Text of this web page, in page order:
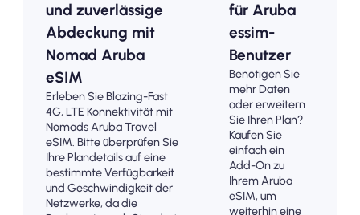
und zuverlässige
Abdeckung mit
Nomad Aruba
eSIM
Erleben Sie Blazing-Fast
4G, LTE Konnektivität mit
Nomads Aruba Travel
eSIM. Bitte überprüfen Sie
Ihre Plandetails auf eine
bestimmte Verfügbarkeit
und Geschwindigkeit der
Netzwerke, da die
für Aruba
essim-
Benutzer
Benötigen Sie
mehr Daten
oder erweitern
Sie Ihren Plan?
Kaufen Sie
einfach ein
Add-On zu
Ihrem Aruba
eSIM, um
weiterhin eine